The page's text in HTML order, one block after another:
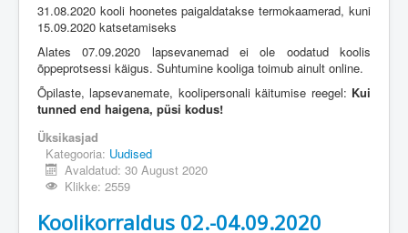
31.08.2020 kooli hoonetes paigaldatakse termokaamerad, kuni
15.09.2020 katsetamiseks
Alates 07.09.2020 lapsevanemad ei ole oodatud koolis
õppeprotsessi käigus. Suhtumine kooliga toimub ainult online.
Õpilaste, lapsevanemate, koolipersonali käitumise reegel: Kui
tunned end haigena, püsi kodus!
Üksikasjad
Kategooria: Uudised
Avaldatud: 30 August 2020
Klikke: 2559
Koolikorraldus 02.-04.09.2020